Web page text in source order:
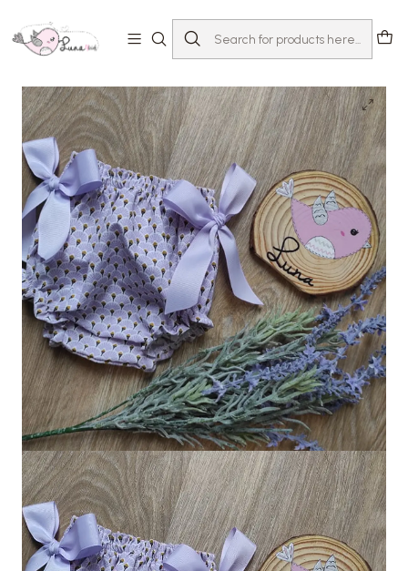
Bebé 0-24 meses
Tapa-fraldas e calções
Tapa-fraldas Alfazema